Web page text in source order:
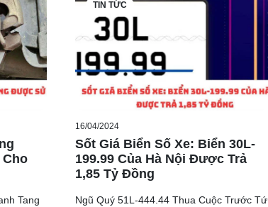
Tang
TIN TỨC
16/04/2024
Sốt Giá Biển Số Xe: Biển 30L-
199.99 Của Hà Nội Được Trả
1,85 Tỷ Đồng
Ngũ Quý 51L-444.44 Thua Cuộc Trước Tứ